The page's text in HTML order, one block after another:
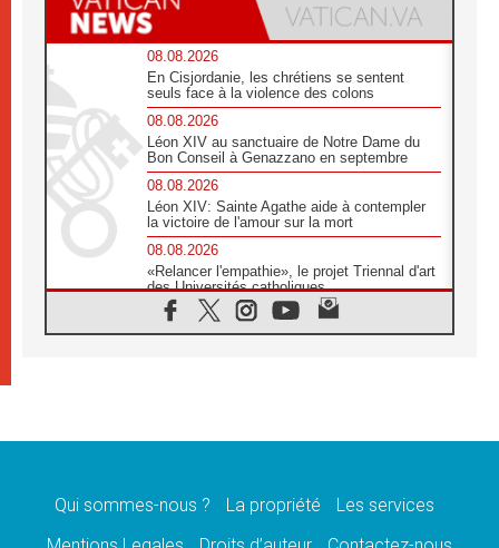
08.08.2026
En Cisjordanie, les chrétiens se sentent
seuls face à la violence des colons
08.08.2026
Léon XIV au sanctuaire de Notre Dame du
Bon Conseil à Genazzano en septembre
08.08.2026
Léon XIV: Sainte Agathe aide à contempler
la victoire de l'amour sur la mort
08.08.2026
«Relancer l'empathie», le projet Triennal d'art
des Universités catholiques
08.08.2026
Signis 2026, donner la parole aux religieuses
07.08.2026
07.08.2026
Qui sommes-nous ? La propriété
Les services